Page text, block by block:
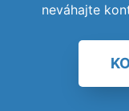
neváhajte